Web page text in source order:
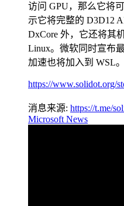
访问 GPU，那么它将
示它将完整的 D3D12
DxCore 外，它还将其
Linux。微软同时宣布
加速也将加入到 WSL。
https://www.solidot.org/
消息来源: https://t.me/
Microsoft News